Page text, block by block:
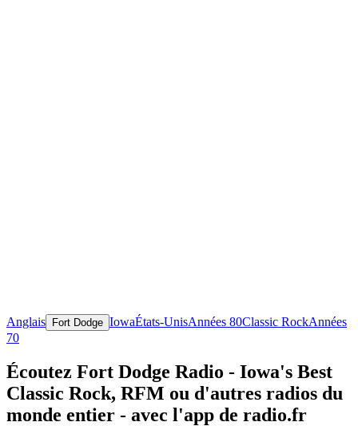
Anglais Fort Dodge IowaÉtats-UnisAnnées 80Classic RockAnnées
70
Écoutez Fort Dodge Radio - Iowa's Best
Classic Rock, RFM ou d'autres radios du
monde entier - avec l'app de radio.fr